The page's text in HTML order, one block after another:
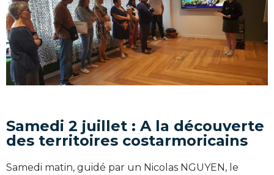
Samedi 2 juillet : A la découverte
des territoires costarmoricains
Samedi matin, guidé par un Nicolas NGUYEN, le